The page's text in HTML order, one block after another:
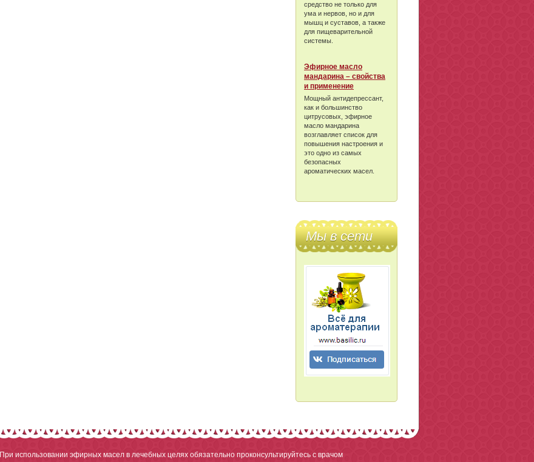
средство не только для
ума и нервов, но и для
мышц и суставов, а также
для пищеварительной
системы.
Эфирное масло
мандарина – свойства
и применение
Мощный антидепрессант,
как и большинство
цитрусовых, эфирное
масло мандарина
возглавляет список для
повышения настроения и
это одно из самых
безопасных
ароматических масел.
Мы в сети
При использовании эфирных масел в лечебных целях обязательно проконсультируйтесь с врачом